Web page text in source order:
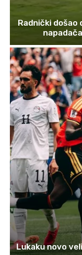
Radnički došao
Lukaku novo